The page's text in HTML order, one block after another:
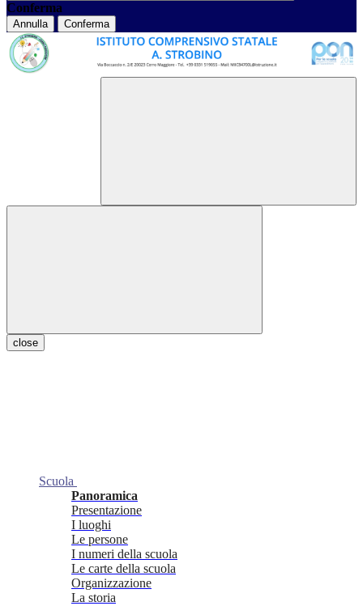
Conferma
Annulla Conferma
close
Scuola
Panoramica
Presentazione
I luoghi
Le persone
I numeri della scuola
Le carte della scuola
Organizzazione
La storia